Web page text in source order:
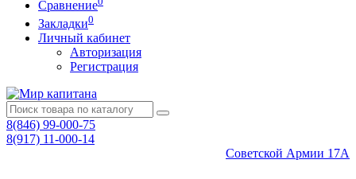
Сравнение
Закладки0
Личный кабинет
Авторизация
Регистрация
8(846) 99-000-75
8(917) 11-000-14
Советской Армии 17А